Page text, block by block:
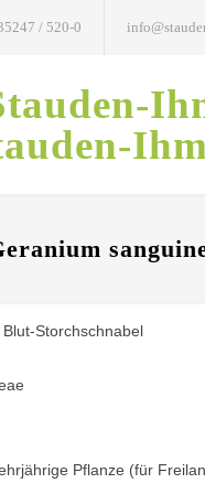
/ 520-0
Ihm
Blut-Storchschnabel
Pflanze (für